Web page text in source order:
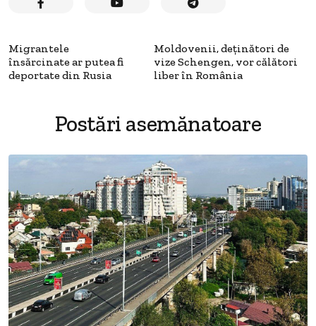
Migrantele
însărcinate ar putea fi
deportate din Rusia
Moldovenii, deținători de
vize Schengen, vor călători
liber în România
Postări asemănatoare